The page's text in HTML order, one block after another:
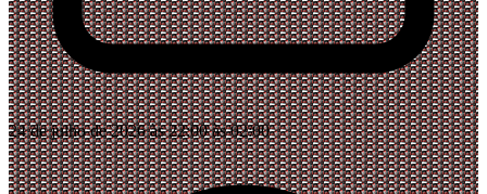
24 de julho de 2026 às 22:00 às 02:00